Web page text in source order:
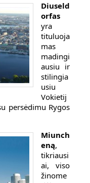
Diuseld
orfas
yra
tituluoja
mas
madingi
ausiu ir
stilingia
usiu
Vokietij
persėdimu Rygos
Miunch
eną,
tikriausi
ai, viso
žinome